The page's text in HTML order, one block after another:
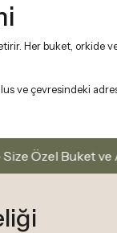
Her buket, orkide
ve çevresindeki
ve